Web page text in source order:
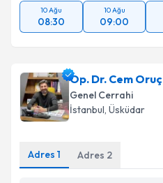
10 Ağu
08:30
10 Ağu
09:00
Op. Dr. Cem Oruç
Genel Cerrahi
İstanbul, Üsküdar
Adres 1 Adres 2